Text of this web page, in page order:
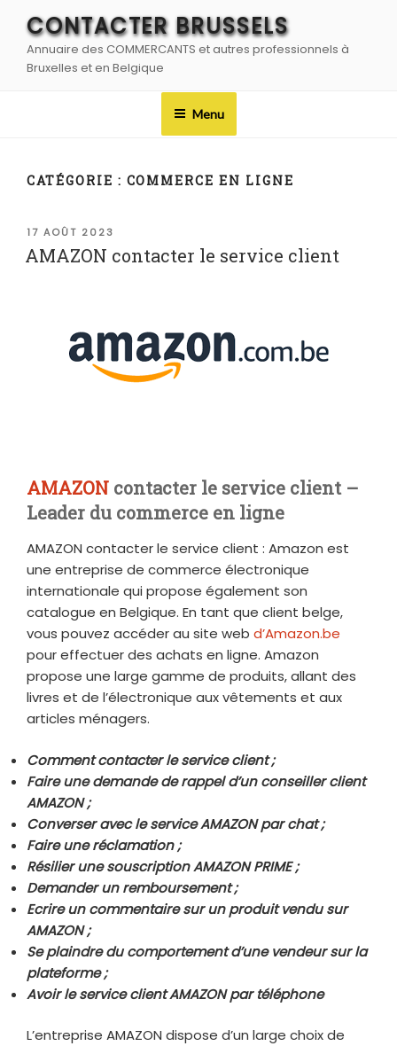
contenu
principal
CONTACTER BRUSSELS
Annuaire des COMMERCANTS et autres professionnels à
Bruxelles et en Belgique
Menu
CATÉGORIE : COMMERCE EN LIGNE
PUBLIÉ
LE
17 AOÛT 2023
AMAZON contacter le service client
AMAZON contacter le service client –
Leader du commerce en ligne
AMAZON contacter le service client : Amazon est
une entreprise de commerce électronique
internationale qui propose également son
catalogue en Belgique. En tant que client belge,
vous pouvez accéder au site web d’Amazon.be
pour effectuer des achats en ligne. Amazon
propose une large gamme de produits, allant des
livres et de l’électronique aux vêtements et aux
articles ménagers.
Comment contacter le service client ;
Faire une demande de rappel d’un conseiller client
AMAZON ;
Converser avec le service AMAZON par chat ;
Faire une réclamation ;
Résilier une souscription AMAZON PRIME ;
Demander un remboursement ;
Ecrire un commentaire sur un produit vendu sur
AMAZON ;
Se plaindre du comportement d’une vendeur sur la
plateforme ;
Avoir le service client AMAZON par téléphone
L’entreprise AMAZON dispose d’un large choix de